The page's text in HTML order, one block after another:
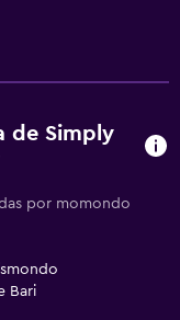
de Simply
por momondo
Bari